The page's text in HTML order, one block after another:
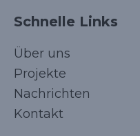
Schnelle Links
Über uns
Projekte
Nachrichten
Kontakt